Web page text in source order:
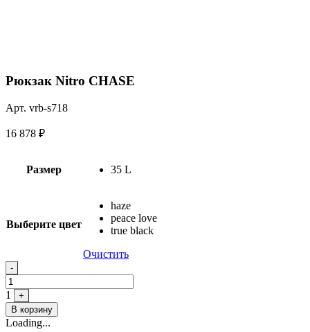
Рюкзак Nitro CHASE
Арт. vrb-s718
16 878 ₽
Размер 35 L
Выберите цвет
haze
peace love
true black
Очистить
Quantity
-
1
+
В корзину
Loading...